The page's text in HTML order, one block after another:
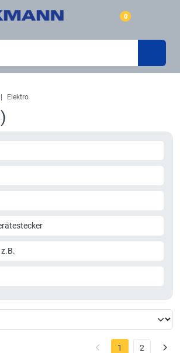
0
Elektro
1 2